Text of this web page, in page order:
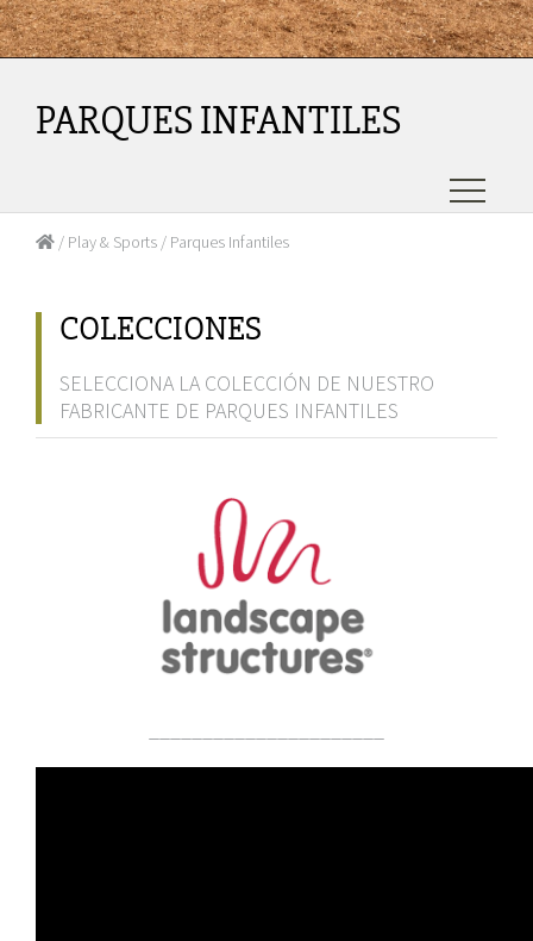
PARQUES INFANTILES
/ Play & Sports / Parques Infantiles
COLECCIONES
SELECCIONA LA COLECCIÓN DE NUESTRO
FABRICANTE DE PARQUES INFANTILES